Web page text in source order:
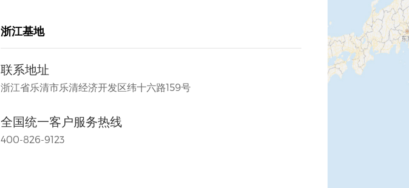
浙江基地
联系地址
浙江省乐清市乐清经济开发区纬十六路159号
全国统一客户服务热线
400-826-9123